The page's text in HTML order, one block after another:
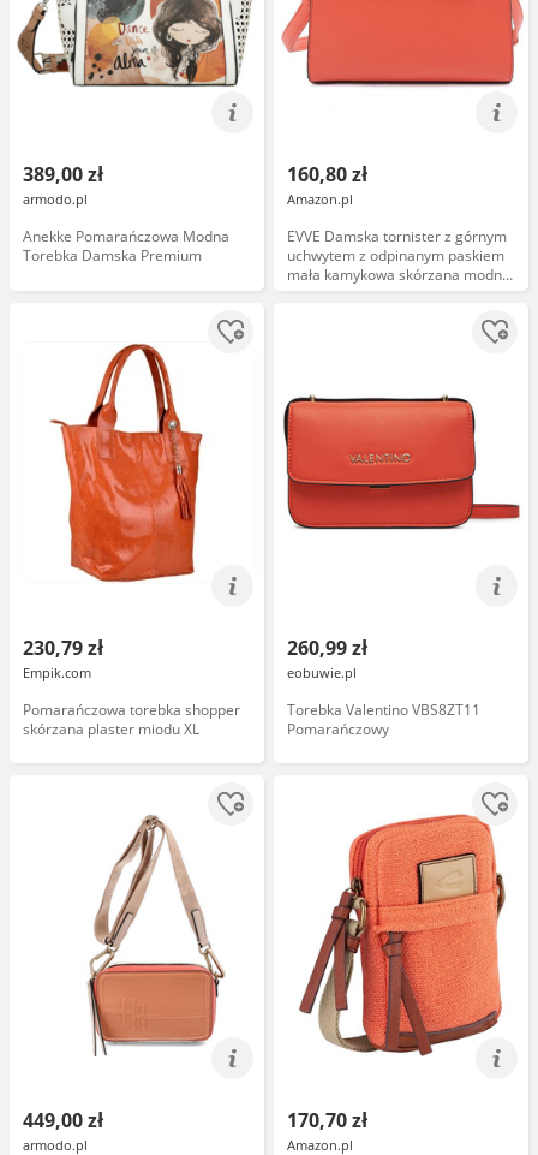
389,00 zł
armodo.pl
Anekke Pomarańczowa Modna
Torebka Damska Premium
160,80 zł
Amazon.pl
EVVE Damska tornister z górnym
uchwytem z odpinanym paskiem
mała kamykowa skórzana modna
torba crossbody, pomarańczowy,
230,79 zł
Empik.com
Pomarańczowa torebka shopper
skórzana plaster miodu XL
260,99 zł
eobuwie.pl
Torebka Valentino VBS8ZT11
Pomarańczowy
449,00 zł
armodo.pl
170,70 zł
Amazon.pl